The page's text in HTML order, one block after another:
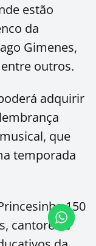
estão
da
Gimenes,
outros.
adquirir
que
temporada
150
cantores e